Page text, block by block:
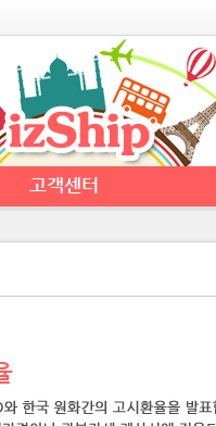
고객센터